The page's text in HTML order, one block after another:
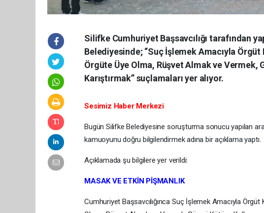
Silifke Cumhuriyet Başsavcılığı tarafından
Belediyesinde; “Suç İşlemek Amacıyla
Örgüte Üye Olma, Rüşvet Almak ve Vermek,
Karıştırmak” suçlamaları yer alıyor.
Sesimiz Haber Merkezi
Bugün Silifke Belediyesine soruşturma sonucu yapılan
kamuoyunu doğru bilgilendirmek adına bir açıklama yaptı.
Açıklamada şu bilgilere yer verildi:
MASAK VE ETKİN PİŞMANLIK
Cumhuriyet Başsavcılığınca Suç İşlemek Amacıyla